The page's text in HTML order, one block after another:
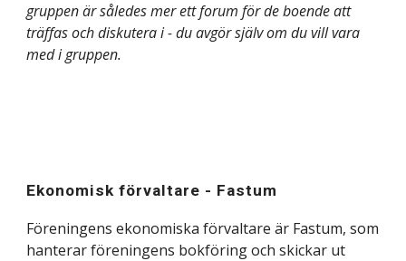
gruppen är således mer ett forum för de boende att
träffas och diskutera i - du avgör själv om du vill vara
med i gruppen.
Ekonomisk förvaltare - Fastum
Föreningens ekonomiska förvaltare är Fastum, som
hanterar föreningens bokföring och skickar ut